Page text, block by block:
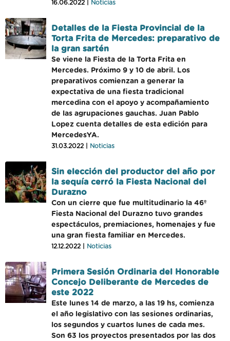
16.06.2022 | Noticias
Detalles de la Fiesta Provincial de la
Torta Frita de Mercedes: preparativo de
la gran sartén
Se viene la Fiesta de la Torta Frita en
Mercedes. Próximo 9 y 10 de abril. Los
preparativos comienzan a generar la
expectativa de una fiesta tradicional
mercedina con el apoyo y acompañamiento
de las agrupaciones gauchas. Juan Pablo
Lopez cuenta detalles de esta edición para
MercedesYA.
31.03.2022 | Noticias
Sin elección del productor del año por
la sequía cerró la Fiesta Nacional del
Durazno
Con un cierre que fue multitudinario la 46º
Fiesta Nacional del Durazno tuvo grandes
espectáculos, premiaciones, homenajes y fue
una gran fiesta familiar en Mercedes.
12.12.2022 | Noticias
Primera Sesión Ordinaria del Honorable
Concejo Deliberante de Mercedes de
este 2022
Este lunes 14 de marzo, a las 19 hs, comienza
el año legislativo con las sesiones ordinarias,
los segundos y cuartos lunes de cada mes.
Son 63 los proyectos presentados por las dos